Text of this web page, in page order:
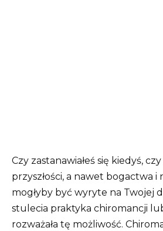
Czy zastanawiałeś się kiedyś,
przyszłości, a nawet bogactwa i
mogłyby być wyryte na Twojej
stulecia praktyka chiromancji
rozważała tę możliwość.